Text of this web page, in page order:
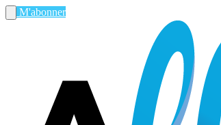
M'abonner